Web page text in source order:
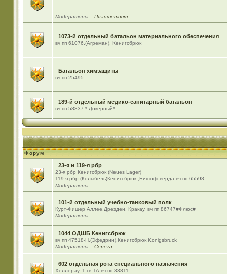
Модераторы: Планшетист
1073-й отдельный батальон материального обеспечения
вч пп 61076,(Агреман), Кенигсбрюк
Батальон химзащиты
вч.пп 25495
189-й отдельный медико-санитарный батальон
вч пп 58837 * Докерный*
Форум
23-я и 119-я рбр
23-я рбр Кенигсбрюк (Neues Lager)
119-я рбр (Колыбель)Кенигсбрюк ,Бишофсверда вч пп 65598
Модераторы:
101-й отдельный учебно-танковый полк
Курт-Фишер Аллее,Дрезден, Кракау, вч пп 86747#Флюс#
Модераторы:
1044 ОДШБ Кенигсбрюк
вч пп 47518-Н,(Эфедрин),Кенигсбрюк,Konigsbruck
Модераторы:
Серёга
602 отдельная рота специального назначения
Хеллерау. 1 гв ТА вч пп 33811